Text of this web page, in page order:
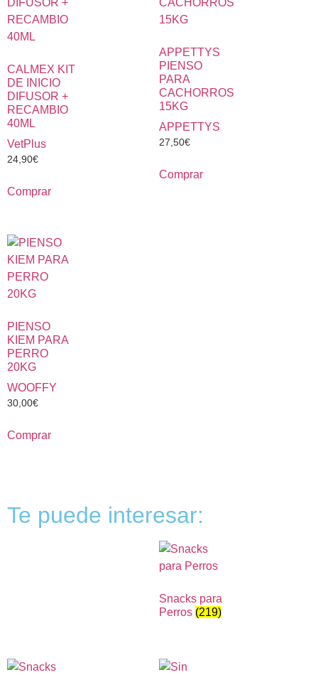
CALMEX KIT
DE INICIO
DIFUSOR +
RECAMBIO
40ML
VetPlus
24,90€
Comprar
APPETTYS
PIENSO
PARA
CACHORROS
15KG
APPETTYS
27,50€
Comprar
PIENSO
KIEM PARA
PERRO
20KG
WOOFFY
30,00€
Comprar
Te puede interesar:
Snacks para
Perros (219)